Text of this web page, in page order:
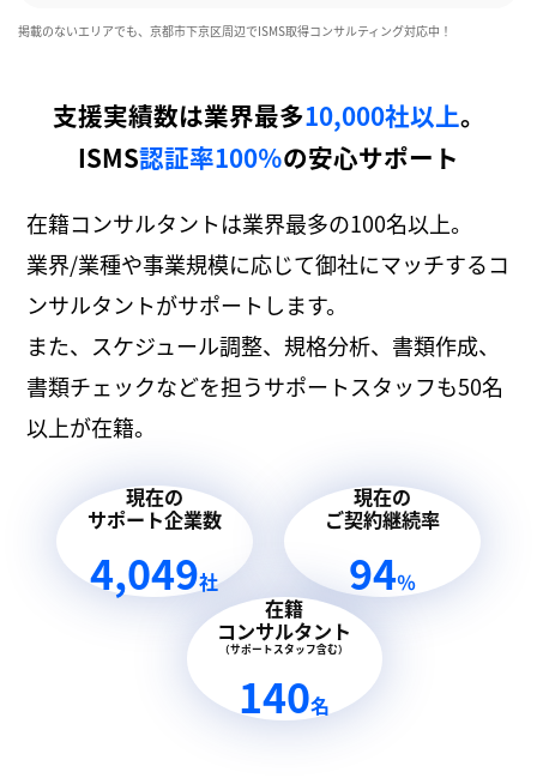
掲載のないエリアでも、京都市下京区周辺でISMS取得コンサルティング対応中！
支援実績数は業界最多10,000社以上。
ISMS認証率100％の安心サポート
在籍コンサルタントは業界最多の100名以上。
業界/業種や事業規模に応じて御社にマッチするコ
ンサルタントがサポートします。
また、スケジュール調整、規格分析、書類作成、
書類チェックなどを担うサポートスタッフも50名
以上が在籍。
現在の
サポート企業数
4,049社
現在の
ご契約継続率
94％
在籍
コンサルタント
（サポートスタッフ含む）
140名